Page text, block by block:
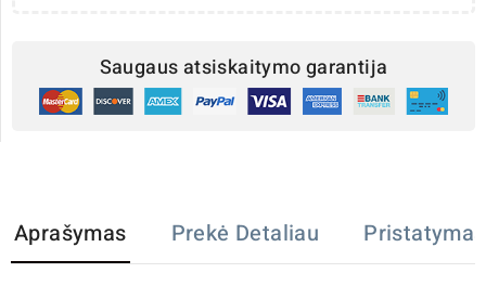
Saugaus atsiskaitymo garantija
Aprašymas Prekė Detaliau Pristatymas